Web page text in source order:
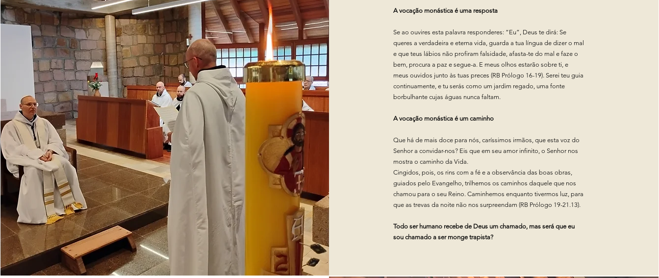
A vocação monástica é uma resposta
Se ao ouvires esta palavra responderes: “Eu”, Deus te dirá: Se
queres a verdadeira e eterna vida, guarda a tua língua de dizer o mal
e que teus lábios não profiram falsidade, afasta-te do mal e faze o
bem, procura a paz e segue-a. E meus olhos estarão sobre ti, e
meus ouvidos junto às tuas preces (RB Prólogo 16-19). Serei teu guia
continuamente, e tu serás como um jardim regado, uma fonte
borbulhante cujas águas nunca faltam.
A vocação monástica é um caminho
Que há de mais doce para nós, caríssimos irmãos, que esta voz do
Senhor a convidar-nos? Eis que em seu amor infinito, o Senhor nos
mostra o caminho da Vida.
Cingidos, pois, os rins com a fé e a observância das boas obras,
guiados pelo Evangelho, trilhemos os caminhos daquele que nos
chamou para o seu Reino. Caminhemos enquanto tivermos luz, para
que as trevas da noite não nos surpreendam (RB Prólogo 19-21.13).
Todo ser humano recebe de Deus um chamado, mas será que eu
sou chamado a ser monge trapista?